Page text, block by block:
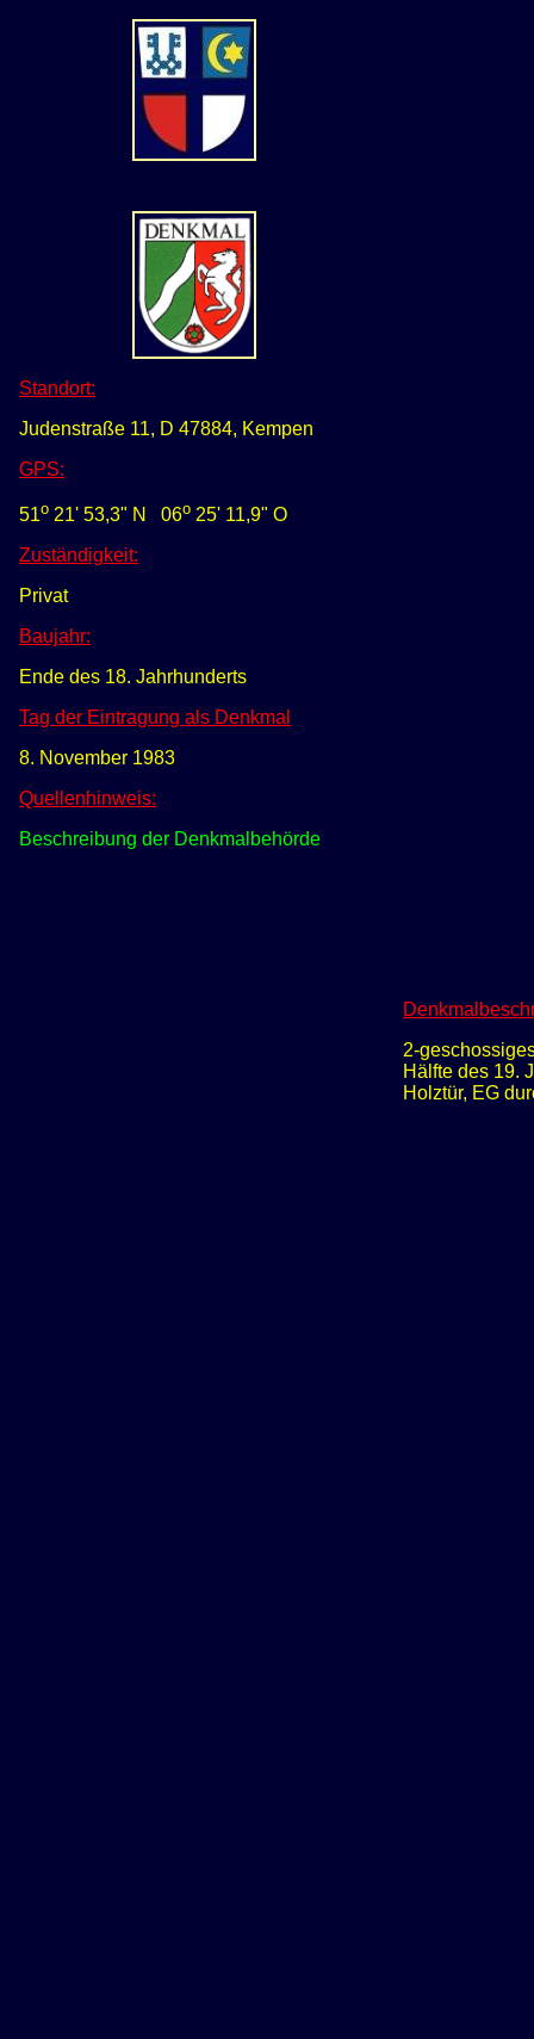
Standort:
Judenstraße 11, D 47884, Kempen
GPS:
51o 21' 53,3" N 06o 25' 11,9" O
Zuständigkeit:
Privat
Baujahr:
Ende des 18. Jahrhunderts
Tag der Eintragung als Denkmal
8. November 1983
Quellenhinweis:
Beschreibung der Denkmalbehörde
2-
Hälfte des 19.
Holztür, EG